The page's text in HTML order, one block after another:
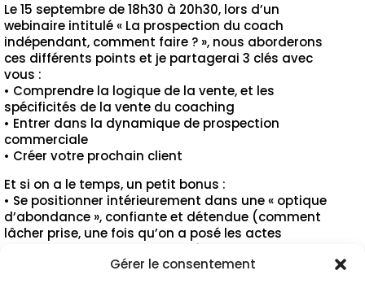
Gérer le consentement
Le 15 septembre de 18h30 à 20h30, lors d’un
webinaire intitulé « La prospection du coach
indépendant, comment faire ? », nous aborderons
ces différents points et je partagerai 3 clés avec
vous :
• Comprendre la logique de la vente, et les
spécificités de la vente du coaching
• Entrer dans la dynamique de prospection
commerciale
• Créer votre prochain client
Et si on a le temps, un petit bonus :
• Se positionner intérieurement dans une « optique
d’abondance », confiante et détendue (comment
lâcher prise, une fois qu’on a posé les actes
essentiels et pertinents qui créent de la valeur tout
de suite pour le prospect)